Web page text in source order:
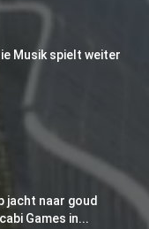
Musik spielt weiter
jacht naar goud
Games in...